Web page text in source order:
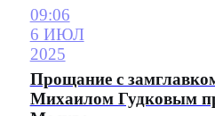
09:06
6 ИЮЛ
2025
Прощание с
Михаилом Гудковым